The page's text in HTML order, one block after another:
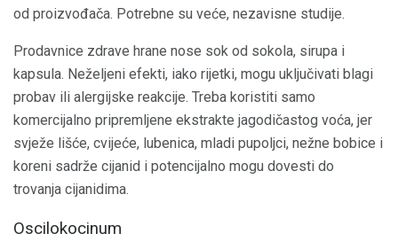
od proizvođača. Potrebne su veće, nezavisne studije.
Prodavnice zdrave hrane nose sok od sokola, sirupa i
kapsula. Neželjeni efekti, iako rijetki, mogu uključivati ​​blagi
probav ili alergijske reakcije. Treba koristiti samo
komercijalno pripremljene ekstrakte jagodičastog voća, jer
svježe lišće, cvijeće, lubenica, mladi pupoljci, nežne bobice i
koreni sadrže cijanid i potencijalno mogu dovesti do
trovanja cijanidima.
Oscilokocinum